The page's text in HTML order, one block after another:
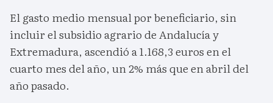
El gasto medio mensual por beneficiario, sin
incluir el subsidio agrario de Andalucía y
Extremadura, ascendió a 1.168,3 euros en el
cuarto mes del año, un 2% más que en abril del
año pasado.